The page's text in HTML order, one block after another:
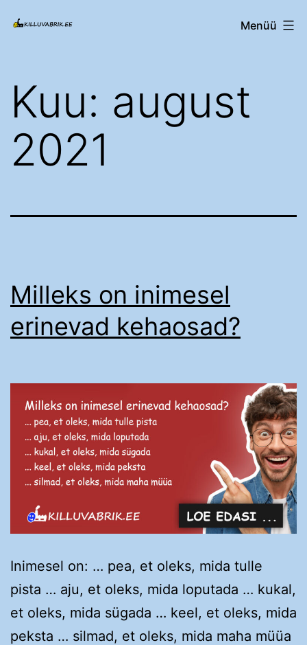
Killuvabrik.ee Menüü
Kuu: august
2021
Milleks on inimesel
erinevad kehaosad?
Inimesel on: … pea, et oleks, mida tulle
pista … aju, et oleks, mida loputada … kukal,
et oleks, mida sügada … keel, et oleks, mida
peksta … silmad, et oleks, mida maha müüa